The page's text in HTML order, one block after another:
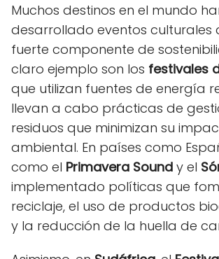
Muchos destinos en el mundo
desarrollado eventos culturales
fuerte componente de
claro ejemplo son los festivales
que utilizan fuentes de energía
llevan a cabo prácticas de
residuos que minimizan su
ambiental. En países como
como el Primavera Sound y el
implementado políticas que
reciclaje, el uso de productos
y la reducción de la huella de